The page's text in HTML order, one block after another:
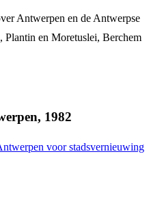
Antwerpen en de Antwerpse
Plantin en Moretuslei, Berchem
1982